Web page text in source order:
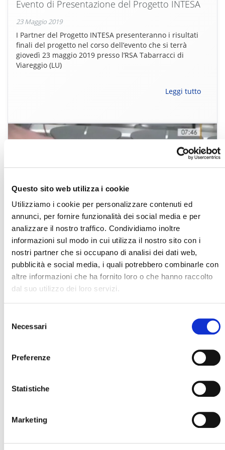
Questo sito web utilizza i cookie
Utilizziamo i cookie per personalizzare contenuti ed
annunci, per fornire funzionalità dei social media e per
analizzare il nostro traffico. Condividiamo inoltre
informazioni sul modo in cui utilizza il nostro sito con i
nostri partner che si occupano di analisi dei dati web,
pubblicità e social media, i quali potrebbero combinarle con
altre informazioni che ha fornito loro o che hanno raccolto
dal suo utilizzo dei loro servizi.
delNecessari
Preferenze
Statistiche
Marketing
Evento di Presentazione del Progetto INTESA
23 Maggio 2019
I Partner del Progetto INTESA presenteranno i risultati
finali del progetto nel corso dell’evento che si terrà
giovedì 23 maggio 2019 presso l’RSA Tabarracci di
Viareggio (LU)
Leggi tutto
Il Progetto INTESA “è andato IN ONDA”
08 Maggio 2019
Il PROGETTO INTESA VA in TV
Questa mattina il Progetto INTESA “è andato IN ONDA”…